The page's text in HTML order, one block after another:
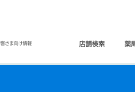
さま向け情報 店舗検索 薬